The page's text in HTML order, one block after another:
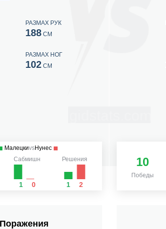
РАЗМАХ РУК
188СМ
РАЗМАХ НОГ
102СМ
МалецкиvsНунес
Сабмишн
1 0
Решения
1 2
10
Победы
Поражения